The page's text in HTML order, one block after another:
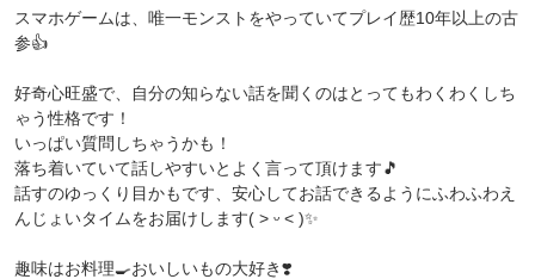
スマホゲームは、唯一モンストをやっていてプレイ歴10年以上の古
参👍
好奇心旺盛で、自分の知らない話を聞くのはとってもわくわくしち
ゃう性格です！
いっぱい質問しちゃうかも！
落ち着いていて話しやすいとよく言って頂けます🎵
話すのゆっくり目かもです、安心してお話できるようにふわふわえ
んじょいタイムをお届けします( ˃ ᵕ ˂ )✨
趣味はお料理🍳おいしいもの大好き❣️